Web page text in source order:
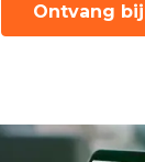
Ontvang